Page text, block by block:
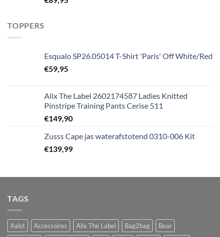
TOPPERS
Esqualo SP26.05014 T-Shirt 'Paris' Off White/Red
€59,95
Alix The Label 2602174587 Ladies Knitted
Pinstripe Training Pants Cerise 511
€149,90
Zusss Cape jas waterafstotend 0310-006 Kit
€139,99
TAGS
Aalst Accessoires Alix The Label Bag2bag
Bear